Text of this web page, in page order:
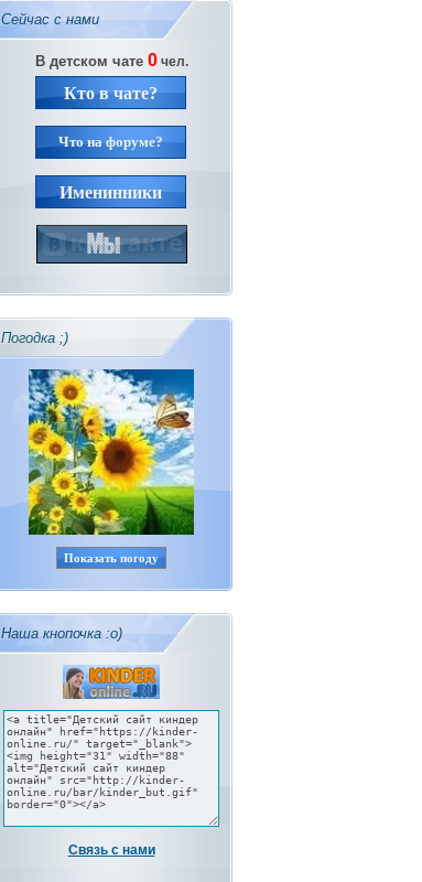
Сейчас с нами
В детском чате 0чел.
Кто в чате?
Что на форуме?
Именинники
Погодка ;)
Показать погоду
Наша кнопочка :о)
Связь с нами